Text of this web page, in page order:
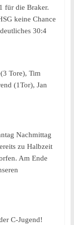
für die Braker.
keine Chance
30:4
Tore), Tim
(1Tor), Jan
Nachmittag
zu Halbzeit
Am Ende
C-Jugend!